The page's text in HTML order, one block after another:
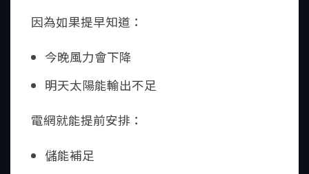
因為如果提早知道：
今晚風力會下降
明天太陽能輸出不足
電網就能提前安排：
儲能補足